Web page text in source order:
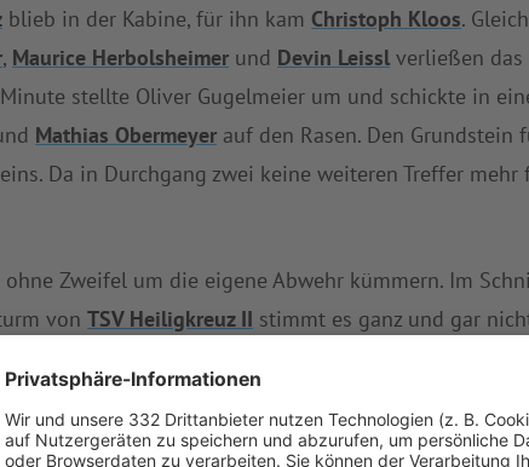
blieb in der Kabine, für ihn kam Christoph Kloos.
, Maurice Herbolsheimer und Devin Leissl verließen
stellte Oliver Gugelmeier um und schickte in
Mathias Obermeyer auf den Rasen. Den
Da in Durchgang zwei keine weiteren Treffer mehr
ohne Zweifel um die eigene Abwehr kümmern. Im
vonTSV Heiligkreuz II stimmt es ganz und gar
anTSV Heiligkreuz IIvorbei auf Platz neun.TSV